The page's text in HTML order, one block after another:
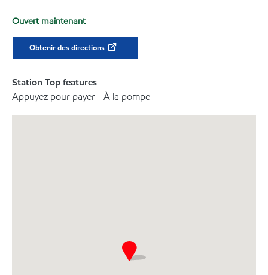
Ouvert maintenant
Obtenir des directions
Station Top features
Appuyez pour payer - À la pompe